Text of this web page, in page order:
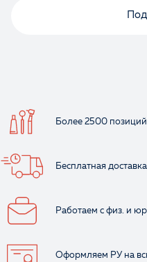
Более 2500 позиций
Бесплатная доставка
Работаем с физ. и
Оформляем РУ на